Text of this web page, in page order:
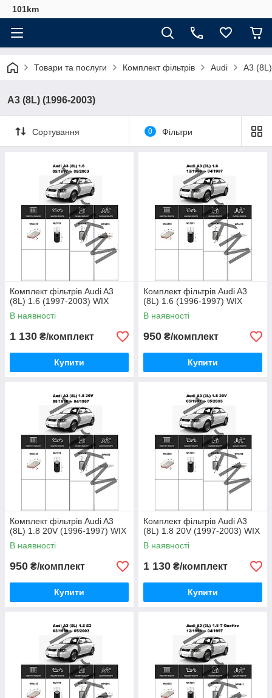
101km
Товари та послуги Комплект фільтрів Audi A3
A3 (8L) (1996-2003)
Сортування 0 Фільтри
Комплект фільтрів Audi A3
(8L) 1.6 (1997-2003) WIX
В наявності
1 130 ₴/комплект
Купити
Комплект фільтрів Audi A3
(8L) 1.6 (1996-1997) WIX
В наявності
950 ₴/комплект
Купити
Комплект фільтрів Audi A3
(8L) 1.8 20V (1996-1997) WIX
В наявності
950 ₴/комплект
Купити
Комплект фільтрів Audi A3
(8L) 1.8 20V (1997-2003) WIX
В наявності
1 130 ₴/комплект
Купити